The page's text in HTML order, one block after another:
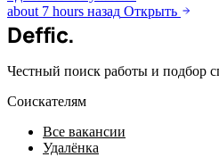
about 7 hours назад Открыть
Deffic.
Честный поиск работы и подбор
Соискателям
Все вакансии
Удалёнка